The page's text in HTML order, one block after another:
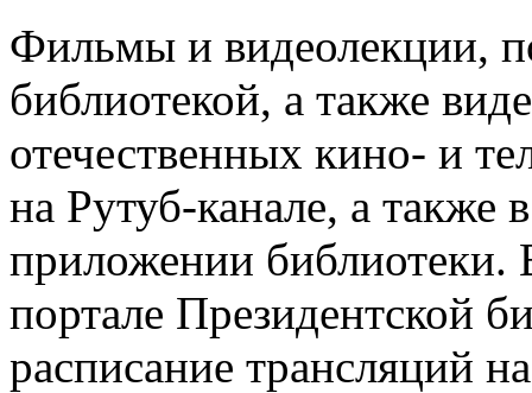
Фильмы и видеолекции,
библиотекой, а также
отечественных кино- и
на Рутуб-канале, а также
приложении библиотеки.
портале Президентской
расписание трансляций